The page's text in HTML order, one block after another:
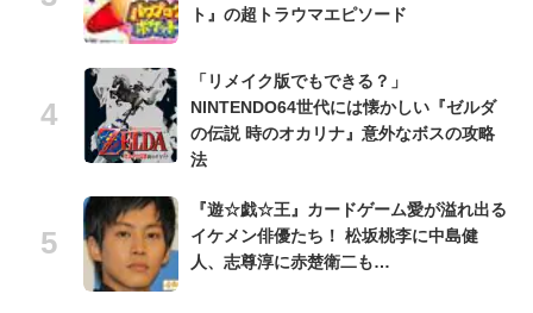
ト』の超トラウマエピソード
「リメイク版でもできる？」
NINTENDO64世代には懐かしい『ゼルダ
の伝説 時のオカリナ』意外なボスの攻略
法
『遊☆戯☆王』カードゲーム愛が溢れ出る
イケメン俳優たち！ 松坂桃李に中島健
人、志尊淳に赤楚衛二も…